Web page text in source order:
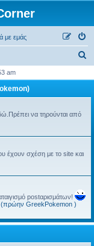
με εμάς
ζ
am
να τηρούνται από
έχουν σχέση με το site και
postαρισμάτων!
(πρώην GreekPokemon )